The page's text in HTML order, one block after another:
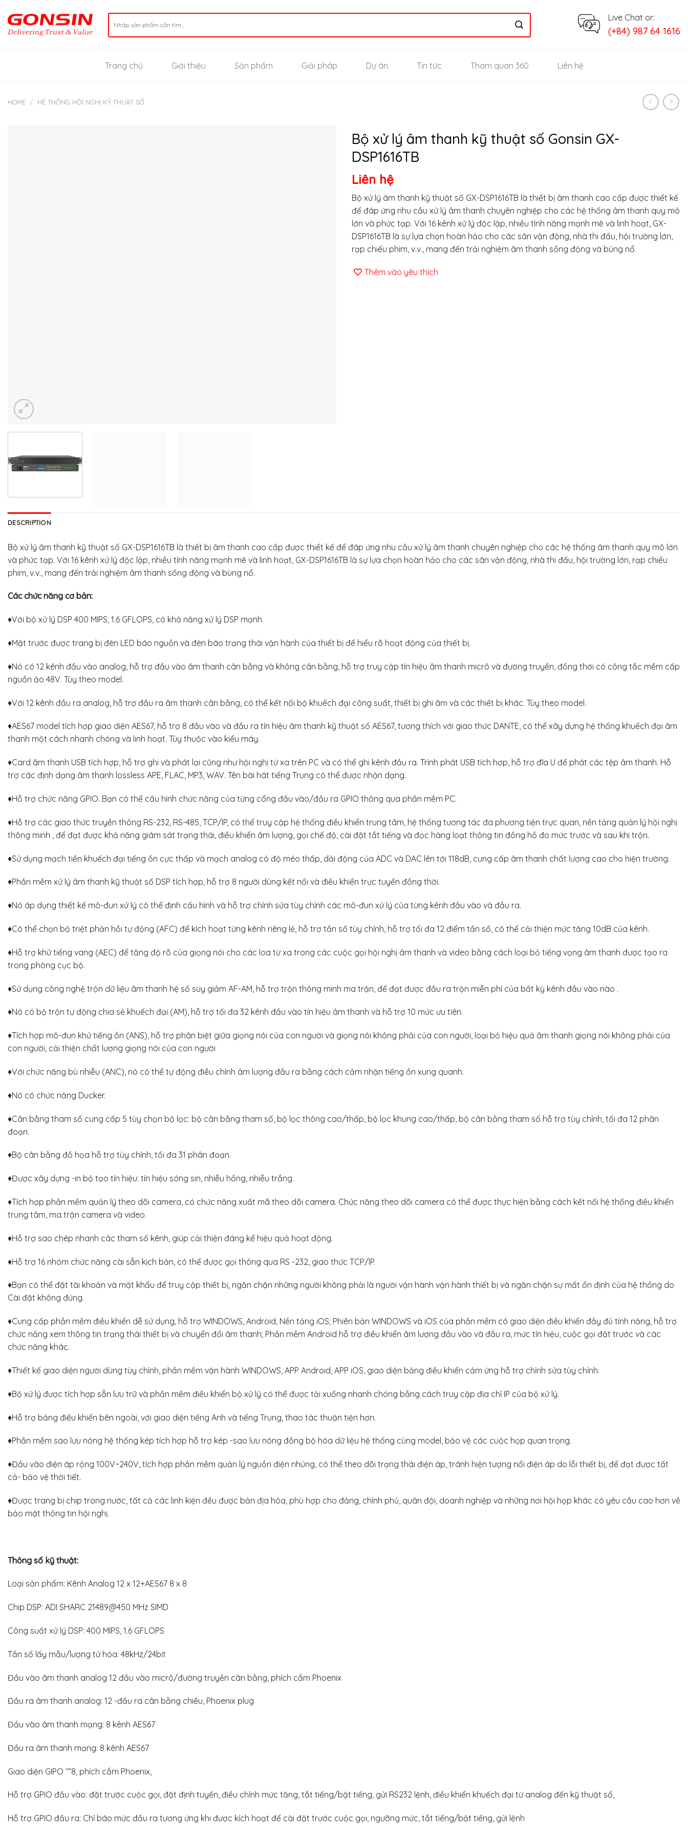
content
for:
Live Chat or:
(+84) 987 64 1616
Trang chủ Giới thiệu Sản phẩm Giải pháp Dự án Tin tức Tham quan 360 Liên hệ
HOME / HỆ THỐNG HỘI NGHỊ KỸ THUẬT SỐ
Bộ xử lý âm thanh kỹ thuật số Gonsin GX-
DSP1616TB
Liên hệ
Bộ xử lý âm thanh kỹ thuật số GX-DSP1616TB là thiết bị âm thanh cao cấp được thiết kế
để đáp ứng nhu cầu xử lý âm thanh chuyên nghiệp cho các hệ thống âm thanh quy mô
lớn và phức tạp. Với 16 kênh xử lý độc lập, nhiều tính năng mạnh mẽ và linh hoạt, GX-
DSP1616TB là sự lựa chọn hoàn hảo cho các sân vận động, nhà thi đấu, hội trường lớn,
rạp chiếu phim, v.v., mang đến trải nghiệm âm thanh sống động và bùng nổ.
Thêm vào yêu thích
DESCRIPTION
Bộ xử lý âm thanh kỹ thuật số GX-DSP1616TB là thiết bị âm thanh cao cấp được thiết kế để đáp ứng nhu cầu xử lý âm thanh chuyên nghiệp cho các hệ thống âm thanh quy mô lớn
và phức tạp. Với 16 kênh xử lý độc lập, nhiều tính năng mạnh mẽ và linh hoạt, GX-DSP1616TB là sự lựa chọn hoàn hảo cho các sân vận động, nhà thi đấu, hội trường lớn, rạp chiếu
phim, v.v., mang đến trải nghiệm âm thanh sống động và bùng nổ.
Các chức năng cơ bản:
♦Với bộ xử lý DSP 400 MIPS, 1.6 GFLOPS, có khả năng xử lý DSP mạnh.
♦Mặt trước được trang bị đèn LED báo nguồn và đèn báo trạng thái vận hành của thiết bị để hiểu rõ hoạt động của thiết bị.
♦Nó có 12 kênh đầu vào analog, hỗ trợ đầu vào âm thanh cân bằng và không cân bằng, hỗ trợ truy cập tín hiệu âm thanh micrô và đường truyền, đồng thời có công tắc mềm cấp
nguồn ảo 48V. Tùy theo model.
♦Với 12 kênh đầu ra analog, hỗ trợ đầu ra âm thanh cân bằng, có thể kết nối bộ khuếch đại công suất, thiết bị ghi âm và các thiết bị khác. Tùy theo model.
♦AES67 model tích hợp giao diện AES67, hỗ trợ 8 đầu vào và đầu ra tín hiệu âm thanh kỹ thuật số AES67, tương thích với giao thức DANTE, có thể xây dựng hệ thống khuếch đại âm
thanh một cách nhanh chóng và linh hoạt. Tùy thuộc vào kiểu máy.
♦Card âm thanh USB tích hợp, hỗ trợ ghi và phát lại cũng như hội nghị từ xa trên PC và có thể ghi kênh đầu ra. Trình phát USB tích hợp, hỗ trợ đĩa U để phát các tệp âm thanh. Hỗ
trợ các định dạng âm thanh lossless APE, FLAC, MP3, WAV. Tên bài hát tiếng Trung có thể được nhận dạng.
♦Hỗ trợ chức năng GPIO. Bạn có thể cấu hình chức năng của từng cổng đầu vào/đầu ra GPIO thông qua phần mềm PC.
♦Hỗ trợ các giao thức truyền thông RS-232, RS-485, TCP/IP, có thể truy cập hệ thống điều khiển trung tâm, hệ thống tương tác đa phương tiện trực quan, nền tảng quản lý hội nghị
thông minh , để đạt được khả năng giám sát trạng thái, điều khiển âm lượng, gọi chế độ, cài đặt tắt tiếng và đọc hàng loạt thông tin đồng hồ đo mức trước và sau khi trộn.
♦Sử dụng mạch tiền khuếch đại tiếng ồn cực thấp và mạch analog có độ méo thấp, dải động của ADC và DAC lên tới 118dB, cung cấp âm thanh chất lượng cao cho hiện trường.
♦Phần mềm xử lý âm thanh kỹ thuật số DSP tích hợp, hỗ trợ 8 người dùng kết nối và điều khiển trực tuyến đồng thời.
♦Nó áp dụng thiết kế mô-đun xử lý có thể định cấu hình và hỗ trợ chỉnh sửa tùy chỉnh các mô-đun xử lý của từng kênh đầu vào và đầu ra.
♦Có thể chọn bộ triệt phản hồi tự động (AFC) để kích hoạt từng kênh riêng lẻ, hỗ trợ tần số tùy chỉnh, hỗ trợ tối đa 12 điểm tần số, có thể cải thiện mức tăng 10dB của kênh.
♦Hỗ trợ khử tiếng vang (AEC) để tăng độ rõ của giọng nói cho các loa từ xa trong các cuộc gọi hội nghị âm thanh và video bằng cách loại bỏ tiếng vọng âm thanh được tạo ra
trong phòng cục bộ.
♦Sử dụng công nghệ trộn dữ liệu âm thanh hệ số suy giảm AF-AM, hỗ trợ trộn thông minh ma trận, để đạt được đầu ra trộn miễn phí của bất kỳ kênh đầu vào nào .
♦Nó có bộ trộn tự động chia sẻ khuếch đại (AM), hỗ trợ tối đa 32 kênh đầu vào tín hiệu âm thanh và hỗ trợ 10 mức ưu tiên.
♦Tích hợp mô-đun khử tiếng ồn (ANS), hỗ trợ phân biệt giữa giọng nói của con người và giọng nói không phải của con người, loại bỏ hiệu quả âm thanh giọng nói không phải của
con người, cải thiện chất lượng giọng nói của con người
♦Với chức năng bù nhiễu (ANC), nó có thể tự động điều chỉnh âm lượng đầu ra bằng cách cảm nhận tiếng ồn xung quanh.
♦Nó có chức năng Ducker.
♦Cân bằng tham số cung cấp 5 tùy chọn bộ lọc: bộ cân bằng tham số, bộ lọc thông cao/thấp, bộ lọc khung cao/thấp, bộ cân bằng tham số hỗ trợ tùy chỉnh, tối đa 12 phân
đoạn.
♦Bộ cân bằng đồ họa hỗ trợ tùy chỉnh, tối đa 31 phân đoạn.
♦Được xây dựng -in bộ tạo tín hiệu: tín hiệu sóng sin, nhiễu hồng, nhiễu trắng.
♦Tích hợp phần mềm quản lý theo dõi camera, có chức năng xuất mã theo dõi camera. Chức năng theo dõi camera có thể được thực hiện bằng cách kết nối hệ thống điều khiển
trung tâm, ma trận camera và video.
♦Hỗ trợ sao chép nhanh các tham số kênh, giúp cải thiện đáng kể hiệu quả hoạt động.
♦Hỗ trợ 16 nhóm chức năng cài sẵn kịch bản, có thể được gọi thông qua RS -232, giao thức TCP/IP.
♦Bạn có thể đặt tài khoản và mật khẩu để truy cập thiết bị, ngăn chặn những người không phải là người vận hành vận hành thiết bị và ngăn chặn sự mất ổn định của hệ thống do
Cài đặt không đúng.
♦Cung cấp phần mềm điều khiển dễ sử dụng, hỗ trợ WINDOWS, Android, Nền tảng iOS; Phiên bản WINDOWS và iOS của phần mềm có giao diện điều khiển đầy đủ tính năng, hỗ trợ
chức năng xem thông tin trạng thái thiết bị và chuyển đổi âm thanh; Phần mềm Android hỗ trợ điều khiển âm lượng đầu vào và đầu ra, mức tín hiệu, cuộc gọi đặt trước và các
chức năng khác.
♦Thiết kế giao diện người dùng tùy chỉnh, phần mềm vận hành WINDOWS, APP Android, APP iOS, giao diện bảng điều khiển cảm ứng hỗ trợ chỉnh sửa tùy chỉnh.
♦Bộ xử lý được tích hợp sẵn lưu trữ và phần mềm điều khiển bộ xử lý có thể được tải xuống nhanh chóng bằng cách truy cập địa chỉ IP của bộ xử lý.
♦Hỗ trợ bảng điều khiển bên ngoài, với giao diện tiếng Anh và tiếng Trung, thao tác thuận tiện hơn.
♦Phần mềm sao lưu nóng hệ thống kép tích hợp hỗ trợ kép -sao lưu nóng đồng bộ hóa dữ liệu hệ thống cùng model, bảo vệ các cuộc họp quan trọng.
♦Đầu vào điện áp rộng 100V~240V, tích hợp phần mềm quản lý nguồn điện nhúng, có thể theo dõi trạng thái điện áp, tránh hiện tượng nổi điện áp do lỗi thiết bị, để đạt được tất
cả- bảo vệ thời tiết.
♦Được trang bị chip trong nước, tất cả các linh kiện đều được bản địa hóa, phù hợp cho đảng, chính phủ, quân đội, doanh nghiệp và những nơi hội họp khác có yêu cầu cao hơn về
bảo mật thông tin hội nghị.
Thông số kỹ thuật:
Loại sản phẩm: Kênh Analog 12 x 12+AES67 8 x 8
Chip DSP: ADI SHARC 21489@450 MHz SIMD
Công suất xử lý DSP: 400 MIPS, 1.6 GFLOPS
Tần số lấy mẫu/lượng tử hóa: 48kHz/24bit
Đầu vào âm thanh analog 12 đầu vào micrô/đường truyền cân bằng, phích cắm Phoenix
Đầu ra âm thanh analog: 12 -đầu ra cân bằng chiều, Phoenix plug
Đầu vào âm thanh mạng: 8 kênh AES67
Đầu ra âm thanh mạng: 8 kênh AES67
Giao diện GIPO “”8, phích cắm Phoenix,
Hỗ trợ GPIO đầu vào: đặt trước cuộc gọi, đặt định tuyến, điều chỉnh mức tăng, tắt tiếng/bật tiếng, gửi RS232 lệnh, điều khiển khuếch đại từ analog đến kỹ thuật số,
Hỗ trợ GPIO đầu ra: Chỉ báo mức đầu ra tương ứng khi được kích hoạt để cài đặt trước cuộc gọi, ngưỡng mức, tắt tiếng/bật tiếng, gửi lệnh